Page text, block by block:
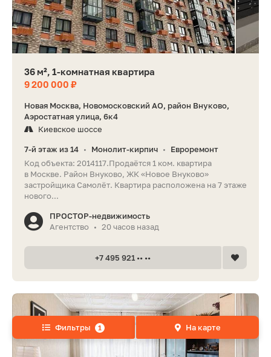
36 м², 1-комнатная квартира
9 200 000 ₽
Новая Москва, Новомосковский АО, район Внуково,
Аэростатная улица, 6к4
Киевское шоссе
7-й этаж из 14 • Монолит-кирпич •
Евроремонт
Код объекта: 2014117.Продаётся 1 ком. квартира
в Москве. Район Внуково, ЖК «Новое Внуково»
застройщика Самолёт. Квартира расположена на 7 этаже
нового...
ПРОСТОР-недвижимость
Агентство
• 20 часов назад
+7 495 921 •• ••
Фильтры 1 На карте